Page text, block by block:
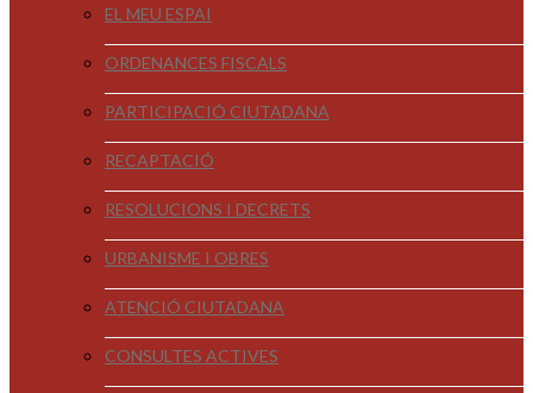
EL MEU ESPAI
ORDENANCES FISCALS
PARTICIPACIÓ CIUTADANA
RECAPTACIÓ
RESOLUCIONS I DECRETS
URBANISME I OBRES
ATENCIÓ CIUTADANA
CONSULTES ACTIVES